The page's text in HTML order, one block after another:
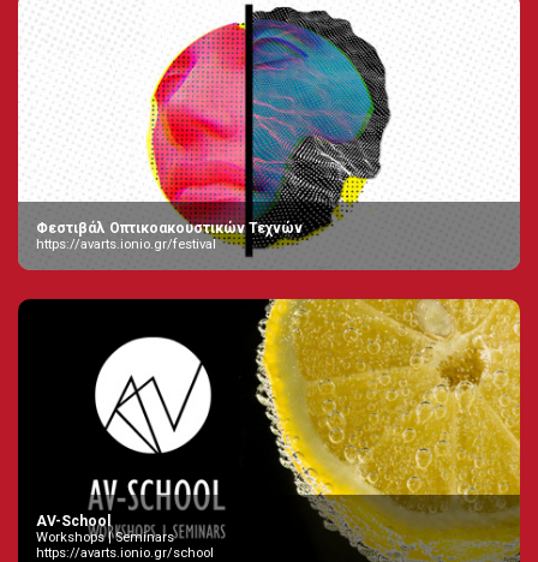
Φεστιβάλ Οπτικοακουστικών Τεχνών
https://avarts.ionio.gr/festival
AV-School
Workshops | Seminars
https://avarts.ionio.gr/school